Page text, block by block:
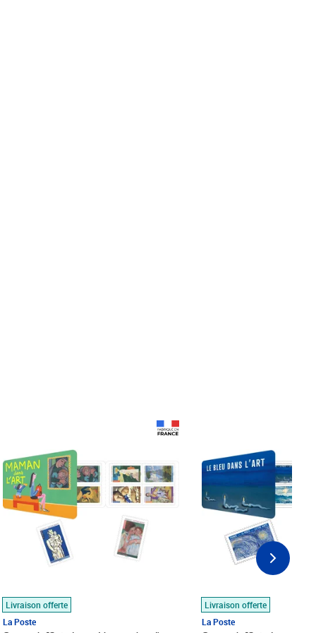
Livraison offerte
La Poste
Livraison offerte
La Poste